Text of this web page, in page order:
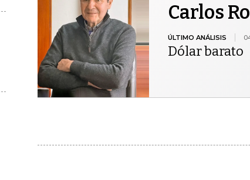
Carlos
ÚLTIMO ANÁLISIS
Dólar barato